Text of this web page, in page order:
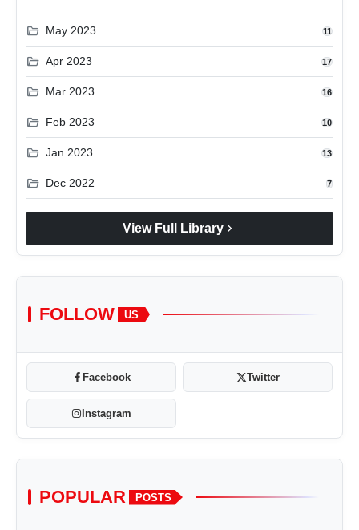
folder_open May 2023 11
folder_open Apr 2023 17
folder_open Mar 2023 16
folder_open Feb 2023 10
folder_open Jan 2023 13
folder_open Dec 2022 7
View Full Library chevron_right
FOLLOW US
Facebook Twitter
Instagram
POPULAR POSTS